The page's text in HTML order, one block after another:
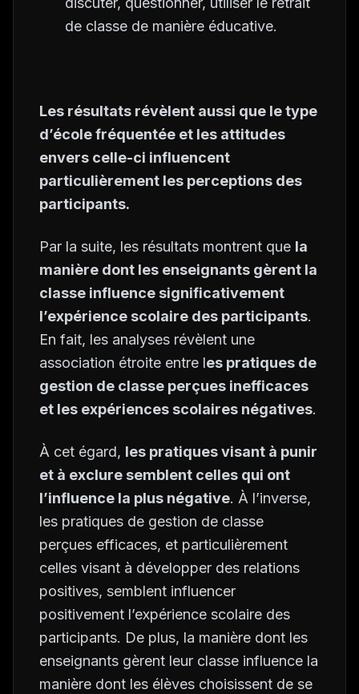
de classe de manière éducative.
Les résultats révèlent aussi que le type
d’école fréquentée et les attitudes
envers celle-ci influencent
particulièrement les perceptions des
participants.
Par la suite, les résultats montrent que la
manière dont les enseignants gèrent la
classe influence significativement
l’expérience scolaire des participants.
En fait, les analyses révèlent une
association étroite entre les pratiques de
gestion de classe perçues inefficaces
et les expériences scolaires négatives.
À cet égard, les pratiques visant à punir
et à exclure semblent celles qui ont
l’influence la plus négative. À l’inverse,
les pratiques de gestion de classe
perçues efficaces, et particulièrement
celles visant à développer des relations
positives, semblent influencer
positivement l’expérience scolaire des
participants. De plus, la manière dont les
enseignants gèrent leur classe influence la
manière dont les élèves choisissent de se